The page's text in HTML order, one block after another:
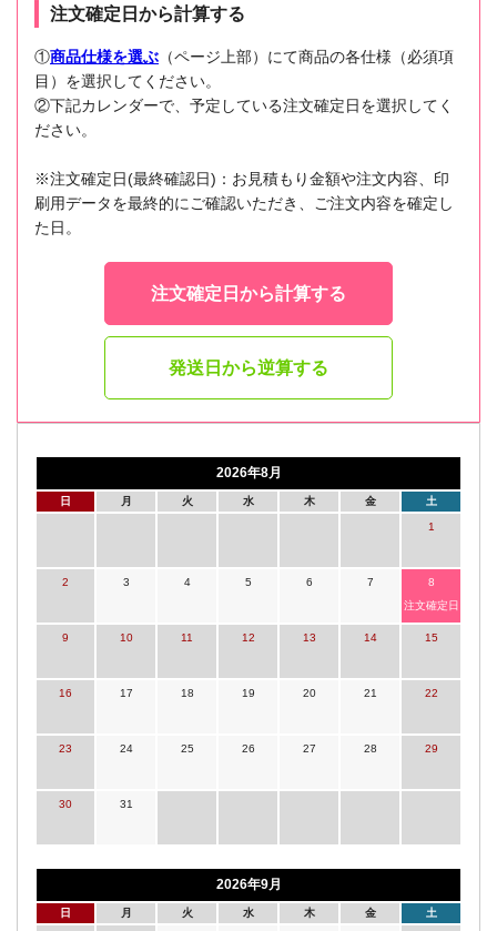
注文確定日から計算する
①商品仕様を選ぶ （ページ上部）にて商品の各仕様（必須項
目）を選択してください。
②下記カレンダーで、予定している注文確定日を選択してく
ださい。
※注文確定日(最終確認日)：お見積もり金額や注文内容、印
刷用データを最終的にご確認いただき、ご注文内容を確定し
た日。
注文確定日から計算する
発送日から逆算する
2026年8月
日 月 火 水 木 金 土
1
2 3 4 5 6 7
8
注文確定日
9 10 11 12 13 14 15
16 17 18 19 20 21 22
23 24 25 26 27 28 29
30 31
2026年9月
日 月 火 水 木 金 土